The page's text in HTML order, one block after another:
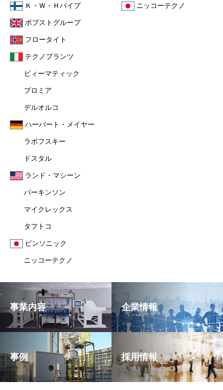
Ｋ・Ｗ・Ｈパイプ
ボブストグループ
フロータイト
テクノプランツ
ビィーマティック
プロミア
デルオルコ
ハーバート・メイヤー
ラボフスキー
ドスタル
ランド・マシーン
パーキンソン
マイクレックス
タフトコ
ピンソニック
ニッコーテクノ
ニッコーテクノ
事業内容 企業情報
事例 採用情報